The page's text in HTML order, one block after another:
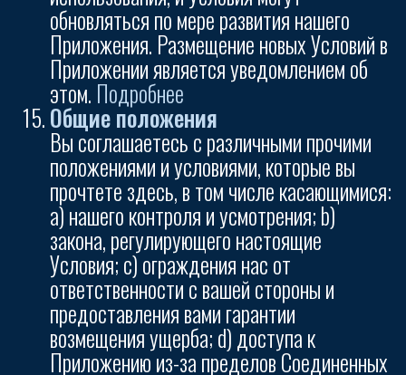
обновляться по мере развития нашего
Приложения. Размещение новых Условий в
Приложении является уведомлением об
этом. Подробнее
Общие положения
Вы соглашаетесь с различными прочими
положениями и условиями, которые вы
прочтете здесь, в том числе касающимися:
а) нашего контроля и усмотрения; b)
закона, регулирующего настоящие
Условия; c) ограждения нас от
ответственности с вашей стороны и
предоставления вами гарантии
возмещения ущерба; d) доступа к
Приложению из-за пределов Соединенных